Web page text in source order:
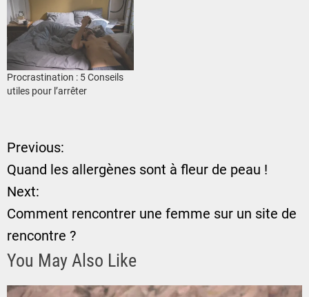
Procrastination : 5 Conseils
utiles pour l’arrêter
N
a
v
i
g
Previous:
Quand les allergènes sont à fleur de peau !
Next:
Comment rencontrer une femme sur un site de
rencontre ?
You May Also Like